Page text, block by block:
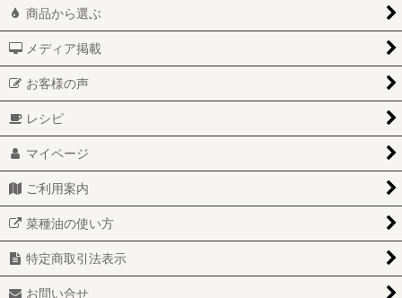
商品から選ぶ
メディア掲載
お客様の声
レシピ
マイページ
ご利用案内
菜種油の使い方
特定商取引法表示
お問い合せ